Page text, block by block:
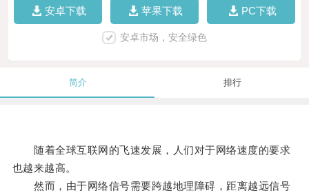
安卓下载 苹果下载 PC下载
安卓市场，安全绿色
简介 排行
随着全球互联网的飞速发展，人们对于网络速度的要求
也越来越高。
然而，由于网络信号需要跨越地理障碍，距离越远信号